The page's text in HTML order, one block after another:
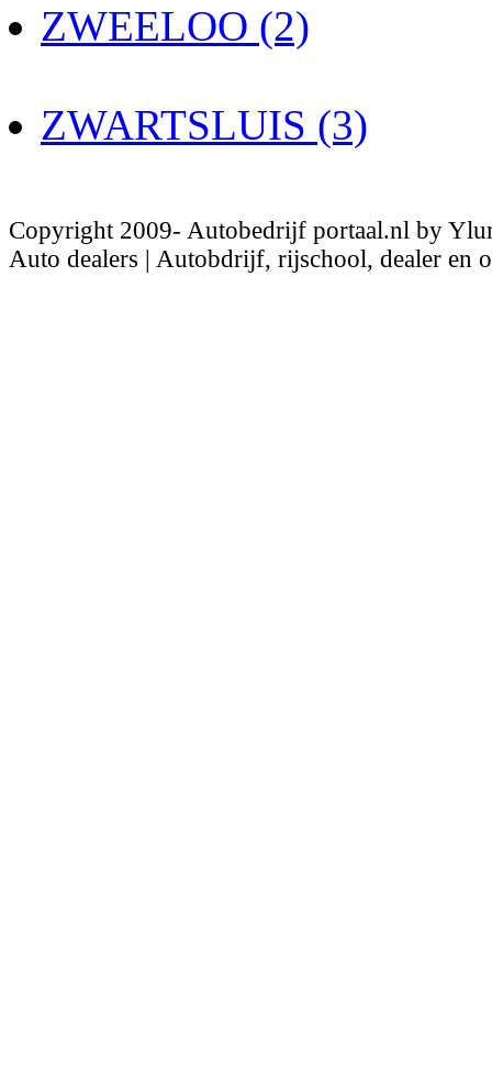
ZWEELOO (2)
ZWARTSLUIS (3)
Copyright 2009- Autobedrijf portaal.nl by
Auto dealers | Autobdrijf, rijschool, dealer en